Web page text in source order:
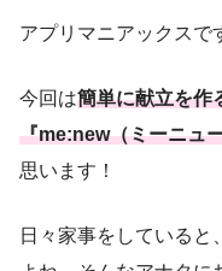
アプリマニアックスで
今回は簡単に献立を作
『me:new（ミーニュ
思います！
日々家事をしていると